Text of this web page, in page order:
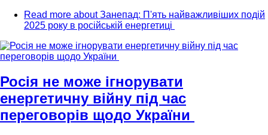
Read more about Занепад: П'ять найважливіших подій
2025 року в російській енергетиці
Росія не може ігнорувати
енергетичну війну під час
переговорів щодо України